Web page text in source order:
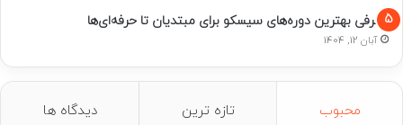
معرفی بهترین دوره‌های سیسکو برای مبتدیان تا حرفه‌ای‌ها
آبان 12, 1404
محبوب تازه ترین دیدگاه ها